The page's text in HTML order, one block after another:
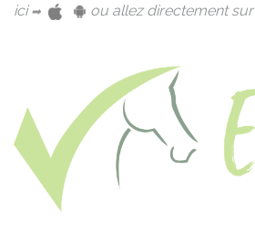
ici ➡ ou allez directement sur